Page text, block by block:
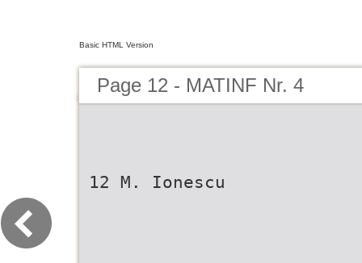
Basic HTML Version
Page 12 - MATINF Nr. 4
12 M. Ionescu